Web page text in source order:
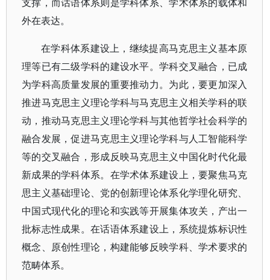
支撑，而话语体系则是学科体系、学术体系的载体和
外在表达。
在学科体系建设上，继续提高马克思主义基本原
理等已有二级学科的建设水平。学科交叉融合，已成
为学科高质量发展的重要推动力。为此，要更加深入
推进马克思主义理论学科与马克思主义相关学科的联
动，推动马克思主义理论学科与其他哲学社会科学的
融合发展，促进马克思主义理论学科与人工智能科学
等的交叉融合，形成反映马克思主义中国化时代化最
新成果的学科体系。在学术体系建设上，要聚焦马克
思主义基础理论、党的创新理论体系化学理化研究、
中国式现代化的理论和实践等开展集体攻关，产出一
批标志性成果。在话语体系建设上，系统提炼标识性
概念、原创性理论，构建能够反映学科、学术要求的
范畴体系。